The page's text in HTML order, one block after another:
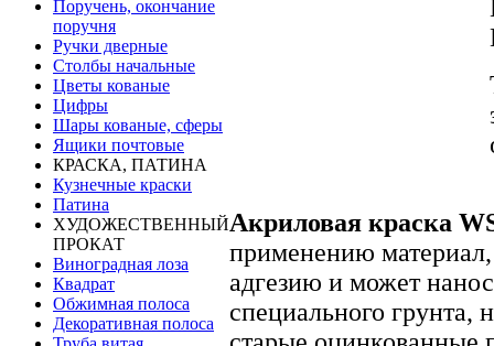
Поручень, окончание
поручня
Ручки дверные
Столбы начальные
Цветы кованые
Цифры
Шары кованые, сферы
Ящики почтовые
КРАСКА, ПАТИНА
Кузнечные краски
Патина
ХУДОЖЕСТВЕННЫЙ
ПРОКАТ
Виноградная лоза
Квадрат
Обжимная полоса
Декоративная полоса
Акриловая краска
применению
адгезию и может
специального грунта,